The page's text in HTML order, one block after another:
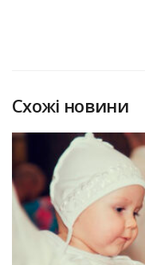
Схожі новини